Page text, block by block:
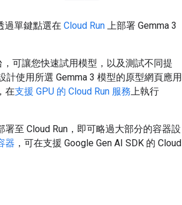
過單鍵點選在 Cloud Run 上部署 Gemma 3
可讓您快速試用模型，以及測試不同提
使用所選 Gemma 3 模型的原型網頁應用
，在支援 GPU 的 Cloud Run 服務上執行
至 Cloud Run，即可略過大部分的容器設
器 ，可在支援 Google Gen AI SDK 的 Cloud